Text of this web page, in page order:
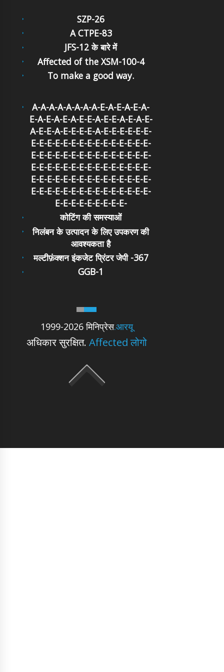
SZP-26
A CTPE-83
JFS-12 के बारे में
Affected of the XSM-100-4
To make a good way.
1999-2026 मिनिप्रेस.आरयू
अधिकार सुरक्षित. Affected लोगो
A-A-A-A-A-A-A-A-E-A-E-A-E-A-
E-A-E-A-E-A-E-E-A-E-E-A-E-A-E-
A-E-E-A-E-E-E-E-A-E-E-E-E-E-E-
E-E-E-E-E-E-E-E-E-E-E-E-E-E-E-
E-E-E-E-E-E-E-E-E-E-E-E-E-E-E-
E-E-E-E-E-E-E-E-E-E-E-E-E-E-E-
E-E-E-E-E-E-E-E-E-E-E-E-E-E-E-
E-E-E-E-E-E-E-E-E-E-E-E-E-E-E-
E-E-E-E-E-E-E-E-E-
कोटिंग की समस्याओं
निलंबन के उत्पादन के लिए उपकरण की
आवश्यकता है
मल्टीफ़ंक्शन इंकजेट प्रिंटर जेपी -367
GGB-1